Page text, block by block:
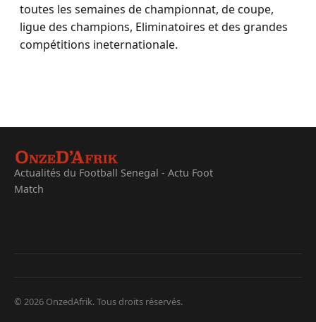
toutes les semaines de championnat, de coupe,
ligue des champions, Eliminatoires et des grandes
compétitions ineternationale.
Actualités du Football Senegal - Actu Foot
Match
© 2026 OnzedAfrik. Tous droits réservés.